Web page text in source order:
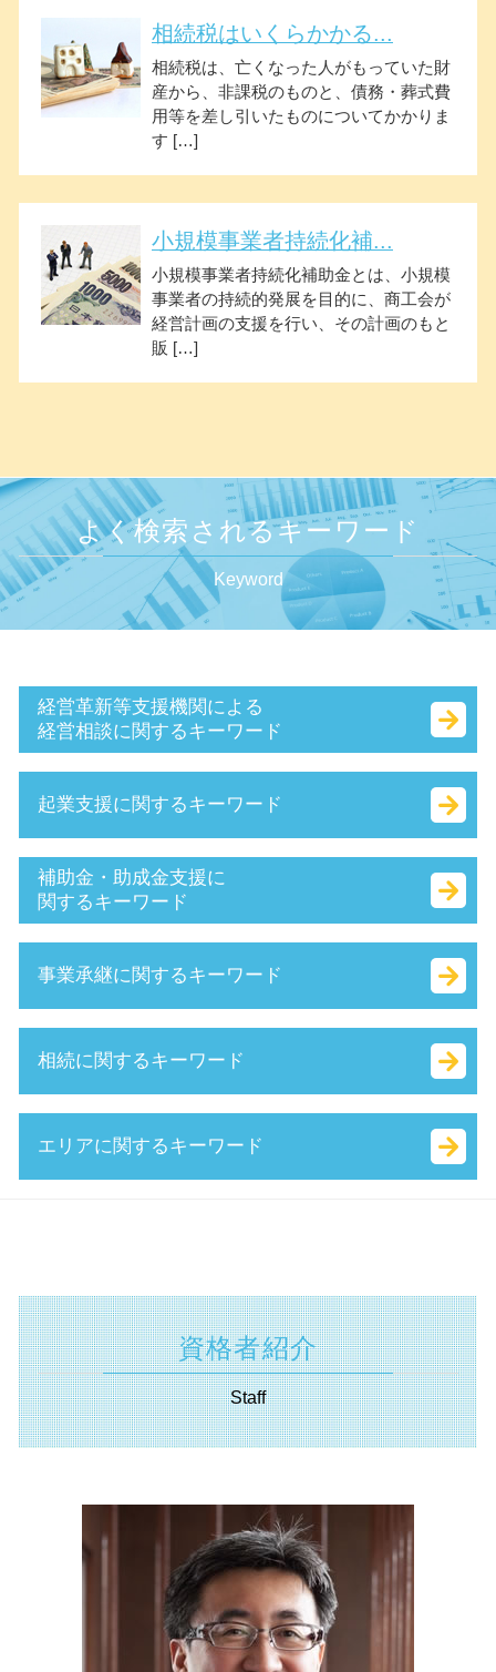
相続税はいくらかかる...
相続税は、亡くなった人がもっていた財
産から、非課税のものと、債務・葬式費
用等を差し引いたものについてかかりま
す […]
小規模事業者持続化補...
小規模事業者持続化補助金とは、小規模
事業者の持続的発展を目的に、商工会が
経営計画の支援を行い、その計画のもと
販 […]
よく検索されるキーワード
Keyword
経営革新等支援機関による
経営相談に関するキーワード
認定支援機関 経営改善計画
sbir とは
持続的発展
認定 支援 機関 更新
赤字 経営
公的支援 とは
経営革新等支援機関 とは
キャッシュフロー 考え方
中小会計要領 とは
認定経営革新等支援 機関 一覧
財務 分析
中小企業再生支援協議会 とは
起業支援に関するキーワード
合同会社 税金
合同会社 個人事業主 比較
株式 会社 定款
無限責任 とは
会社 資本金 とは
ベンチャー 起業 とは
ベンチャー 資金調達
法務局 謄本
法人化 費用
合同会社 法人税
個人事業主 法人成り
定款 認証 とは
個人事業主 法人化 タイミング
補助金・助成金支援に
関するキーワード
創業補助金 とは
助成金 とは
就業規則 助成金
履歴事項全部証明書 とは
ものづくり補助金 対象
中小企業省エネ 補助金
起業支援 助成金
小規模事業者持続化補助金 とは
補助金 返還 とは
人材確保等支援助成金 とは
中小 企業 助成金
事業承継に関するキーワード
中小企業庁 事業承継
吸収 合併 とは
株式 移転 とは
特別 決議
事業承継税制 わかりやすく
m&a 流れ
事業 譲渡 とは
公開 買い付け とは
技術 提携 とは
議決権 とは
m & a とは
吸収 分割
相続に関するキーワード
不動産 登記 住所 変更
相続税 配偶者控除
相続 財産
相続法 改正
限定承認 とは
相続 不動産 売却 確定 申告 必要書類
抵当権設定 登記
相続税 計算 土地
代償 分割 とは
相続 基礎 控除
公正 証書 遺言
代襲 相続 とは
エリアに関するキーワード
経営革新等支援機関 静岡県 相談
相続 埼玉県 相談
資金調達 神奈川県 相談
相続 川崎市 税理士
相続 横須賀市 税理士
認定支援機関 川崎市 相談
経営革新等支援機関 神奈川県 税理士
補助金申請 川崎市 相談
遺言書 神奈川県 相談
助成金申請 相模原市 相談
不動産 東京都 税理士
資格者紹介
Staff